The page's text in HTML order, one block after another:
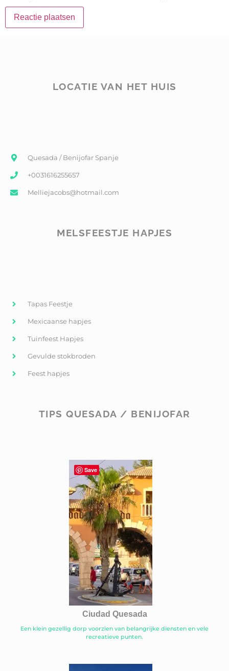
LOCATIE VAN HET HUIS
Quesada / Benijofar Spanje
+0031616255657
Melliejacobs@hotmail.com
MELSFEESTJE HAPJES
Tapas Feestje
Mexicaanse hapjes
Tuinfeest Hapjes
Gevulde stokbroden
Feest hapjes
TIPS QUESADA / BENIJOFAR
Ciudad Quesada
Een klein gezellig dorp voorzien van belangrijke diensten en vele
recreatieve punten.
Save